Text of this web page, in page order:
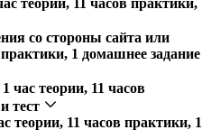
теории, 11 часов практики,
со стороны сайта или
1 домашнее задание
1 час теории, 11 часов
тест
теории, 11 часов практики, 1